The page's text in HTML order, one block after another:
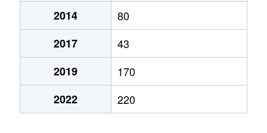
2014
80
2017
43
2019
170
2022
220